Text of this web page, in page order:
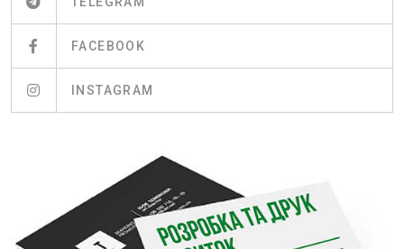
FACEBOOK
INSTAGRAM